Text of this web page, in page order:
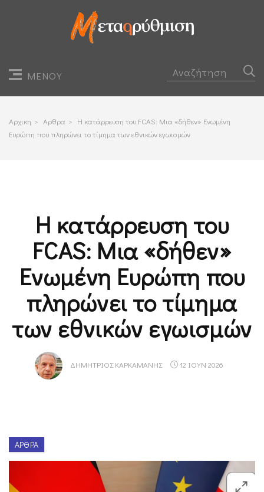
ΜΕΝΟΥ
Αρχικη > Αρθρα > Η κατάρρευση του FCAS: Μια «δήθεν» Ενωμένη
Ευρώπη που πληρώνει το τίμημα των εθνικών εγωισμών
Η κατάρρευση του
FCAS: Μια «δήθεν»
Ενωμένη Ευρώπη που
πληρώνει το τίμημα
των εθνικών εγωισμών
ΔΗΜΉΤΡΙΟΣ ΚΑΡΚΑΜΆΝΗΣ 12 ΙΟΥΝ 2026
ΆΡΘΡΑ